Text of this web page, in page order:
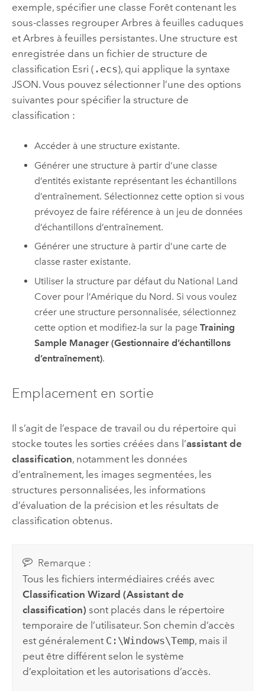
exemple, spécifier une classe Forêt contenant les
sous-classes regrouper Arbres à feuilles caduques
et Arbres à feuilles persistantes. Une structure est
enregistrée dans un fichier de structure de
classification Esri ( .ecs), qui applique la syntaxe
JSON. Vous pouvez sélectionner l’une des options
suivantes pour spécifier la structure de
classification :
Accéder à une structure existante.
Générer une structure à partir d’une classe
d’entités existante représentant les échantillons
d’entraînement. Sélectionnez cette option si vous
prévoyez de faire référence à un jeu de données
d’échantillons d’entraînement.
Générer une structure à partir d’une carte de
classe raster existante.
Utiliser la structure par défaut du National Land
Cover pour l’Amérique du Nord. Si vous voulez
créer une structure personnalisée, sélectionnez
cette option et modifiez-la sur la pageTraining
Sample Manager (Gestionnaire d’échantillons
d’entraînement).
Emplacement en sortie
Il s’agit de l’espace de travail ou du répertoire qui
stocke toutes les sorties créées dans l’assistant de
classification, notamment les données
d’entraînement, les images segmentées, les
structures personnalisées, les informations
d’évaluation de la précision et les résultats de
classification obtenus.
Remarque :
Tous les fichiers intermédiaires créés avec
Classification Wizard (Assistant de
classification) sont placés dans le répertoire
temporaire de l’utilisateur. Son chemin d’accès
est généralement C:\Windows\Temp, mais il
peut être différent selon le système
d’exploitation et les autorisations d’accès.